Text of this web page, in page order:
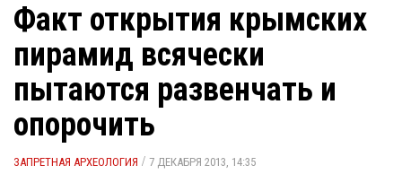
Факт открытия крымских
пирамид всячески
пытаются развенчать и
опорочить
ЗАПРЕТНАЯ АРХЕОЛОГИЯ / 7 ДЕКАБРЯ 2013, 14:35